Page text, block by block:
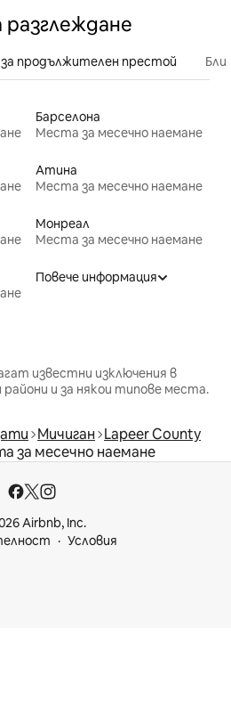
продължителен престой
Барселона
Места за месечно наемане
Атина
Места за месечно наемане
Монреал
Места за месечно наемане
Повече информация
известни изключения в
райони и за някои типове места.
Мичиган Lapeer County
за месечно наемане
Airbnb, Inc.
Условия